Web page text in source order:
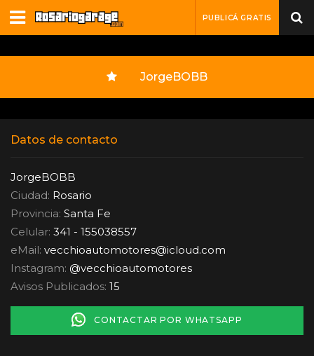
PUBLICÁ GRATIS
JorgeBOBB
Datos de contacto
JorgeBOBB
Ciudad: Rosario
Provincia: Santa Fe
Celular: 341 - 155038557
eMail: vecchioautomotores@icloud.com
Instagram: @vecchioautomotores
Avisos Publicados: 15
CONTACTAR POR WHATSAPP